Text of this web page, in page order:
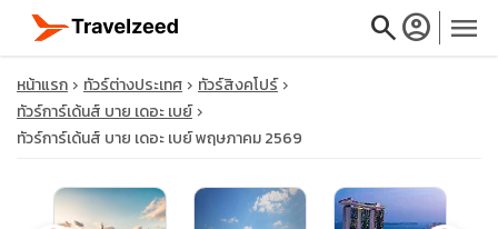
searchaccount_circle menu
close
หน้าแรก ทัวร์ต่างประเทศ
ทัวร์สิงคโปร์
ทัวร์การ์เด้นส์ บาย เดอะ เบย์
ทัวร์การ์เด้นส์ บาย เดอะ เบย์ พฤษภาคม 2569